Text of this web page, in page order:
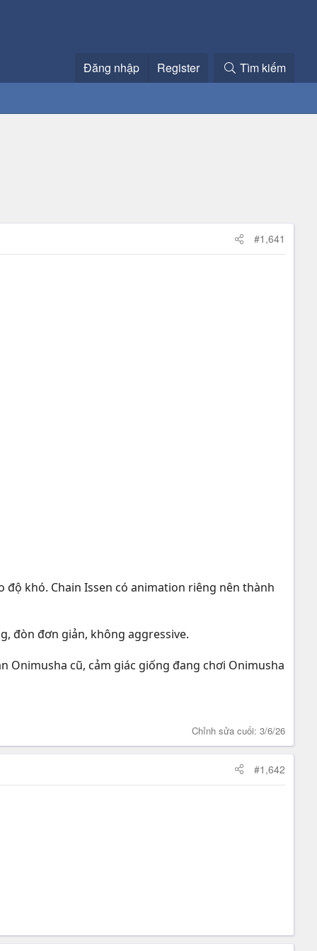
Đăng nhập Register Tìm kiếm
#1,641
khó. Chain Issen có animation riêng nên thành
đòn đơn giản, không aggressive.
Onimusha cũ, cảm giác giống đang chơi Onimusha
Chỉnh sửa cuối: 3/6/26
#1,642